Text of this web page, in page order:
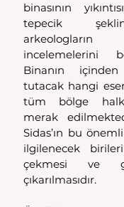
binasının
tepecik
incelemelerini
Binanın
tutacak hangi
tüm bölge
merak
Sidas’ın bu önemli
ilgilenecek
çekmesi ve
çıkarılmasıdır.